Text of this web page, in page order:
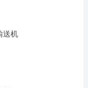
送机